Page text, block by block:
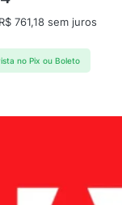
R$ 761,18 sem juros
no Pix ou Boleto